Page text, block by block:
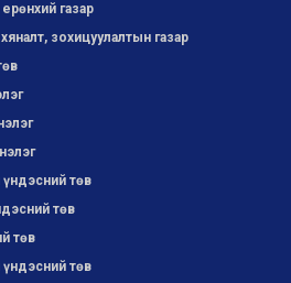
газар
зохицуулалтын газар
төв
төв
төв
төв